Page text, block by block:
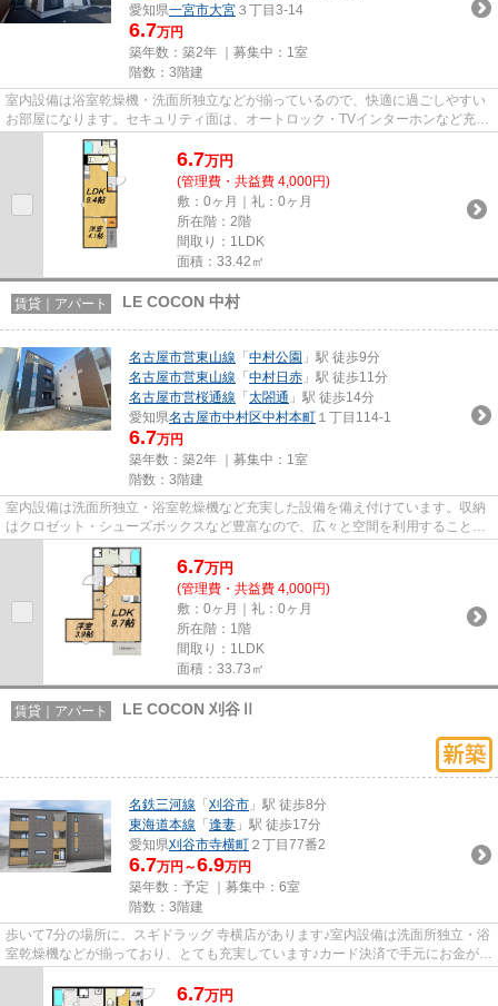
愛知県一宮市大宮 ３丁目3-14
6.7万円
築年数：築2年 ｜募集中： 1室
階数：3階建
室内設備は浴室乾燥機・洗面所独立などが揃っているので、快適に過ごしやすい
お部屋になります。セキュリティ面は、オートロック・TVインターホンなど充実
しているので、防犯対策もば...
6.7万円
(管理費・共益費 4,000円)
敷：0ヶ月｜礼：0ヶ月
所在階：2階
間取り：1LDK
面積：33.42㎡
賃貸｜アパート LE COCON 中村
名古屋市営東山線 「 中村公園 」駅 徒歩9分
名古屋市営東山線 「 中村日赤 」駅 徒歩11分
名古屋市営桜通線 「 太閤通 」駅 徒歩14分
愛知県名古屋市中村区中村本町 １丁目114-1
6.7万円
築年数：築2年 ｜募集中： 1室
階数：3階建
室内設備は洗面所独立・浴室乾燥機など充実した設備を備え付けています。収納
はクロゼット・シューズボックスなど豊富なので、広々と空間を利用することも
可能です。セキュリティ面は...
6.7万円
(管理費・共益費 4,000円)
敷：0ヶ月｜礼：0ヶ月
所在階：1階
間取り：1LDK
面積：33.73㎡
賃貸｜アパート LE COCON 刈谷Ⅱ
名鉄三河線 「 刈谷市 」駅 徒歩8分
東海道本線 「 逢妻 」駅 徒歩17分
愛知県刈谷市寺横町 ２丁目77番2
6.7万円～6.9万円
築年数：予定 ｜募集中： 6室
階数：3階建
歩いて7分の場所に、スギドラッグ 寺横店があります♪室内設備は洗面所独立・浴
室乾燥機などが揃っており、とても充実しています♪カード決済で手元にお金がな
6.7万円